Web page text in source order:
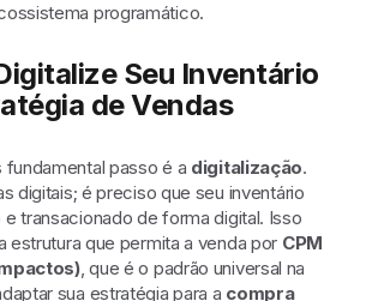
programático.
Seu Inventário
de Vendas
fundamental passo é a digitalização.
digitais; é preciso que seu inventário
transacionado de forma digital. Isso
estrutura que permita a venda por CPM
, que é o padrão universal na
sua estratégia para a compra